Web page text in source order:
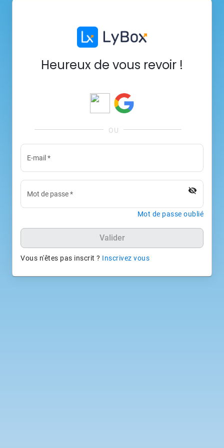
Heureux de vous revoir !
E-mail *
Mot de passe* visibility_off
Mot de passe oublié
Valider
Vous n'êtes pas inscrit ? Inscrivez vous